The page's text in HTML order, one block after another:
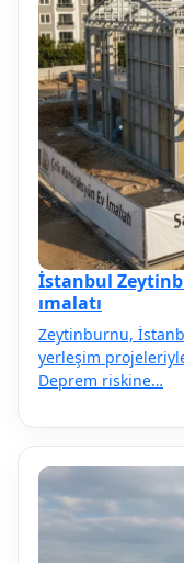
İstanbul
ımalatı
Zeytinburnu,
yerleşim
Deprem riskine…